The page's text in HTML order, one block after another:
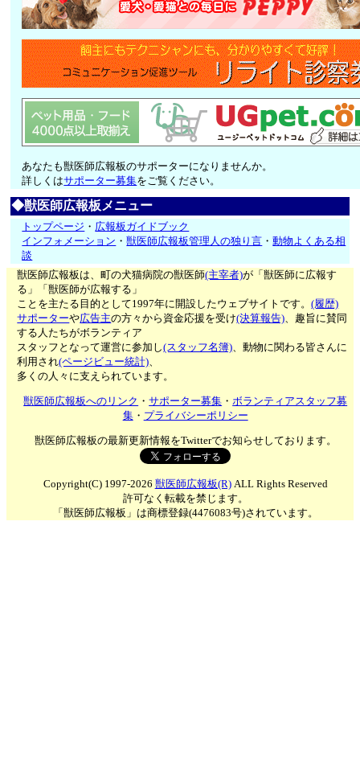
あなたも獣医師広報板のサポーターになりませんか。
詳しくはサポーター募集をご覧ください。
◆獣医師広報板メニュー
トップページ ・ 広報板ガイドブック
インフォメーション ・獣医師広報板管理人の独り言 ・動物よくある相
談
獣医師広報板は、町の犬猫病院の獣医師(主宰者)が「獣医師に広報す
る」「獣医師が広報する」
ことを主たる目的として1997年に開設したウェブサイトです。(履歴)
サポーターや広告主の方々から資金応援を受け(決算報告)、趣旨に賛同
する人たちがボランティア
スタッフとなって運営に参加し(スタッフ名簿)、動物に関わる皆さんに
利用され(ページビュー統計)、
多くの人々に支えられています。
獣医師広報板へのリンク ・サポーター募集 ・ボランティアスタッフ募
集・ プライバシーポリシー
獣医師広報板の最新更新情報をTwitterでお知らせしております。
Copyright(C) 1997-2026 獣医師広報板(R)ALL Rights Reserved
許可なく転載を禁じます。
「獣医師広報板」は商標登録(4476083号)されています。